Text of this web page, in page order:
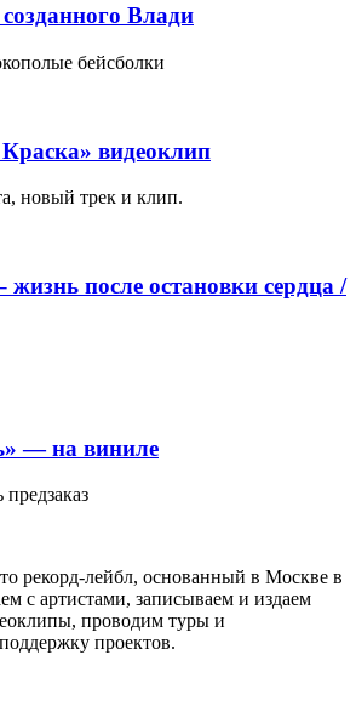
Влади
бейсболки
видеоклип
новый трек и клип.
после остановки сердца /
— на виниле
рекорд-лейбл, основанный в Москве в
с артистами, записываем и издаем
проводим туры и
проектов.